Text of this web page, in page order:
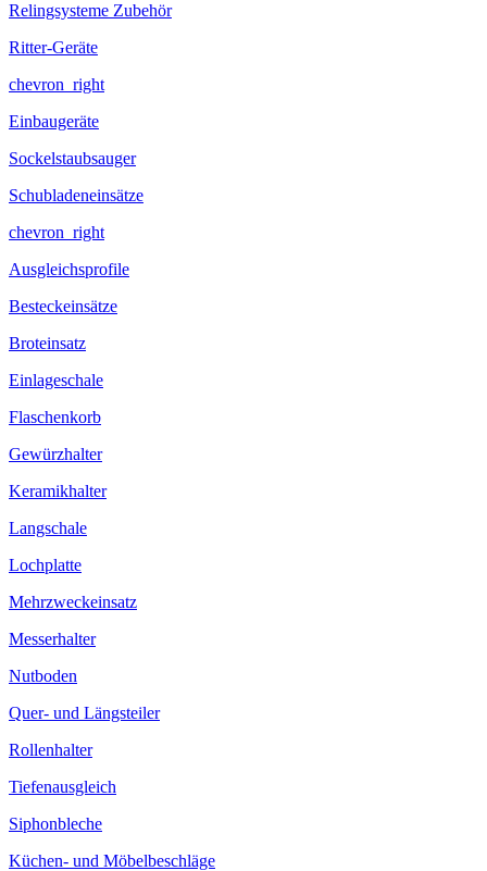
Relingsysteme Zubehör
Ritter-Geräte
chevron_right
Einbaugeräte
Sockelstaubsauger
Schubladeneinsätze
chevron_right
Ausgleichsprofile
Besteckeinsätze
Broteinsatz
Einlageschale
Flaschenkorb
Gewürzhalter
Keramikhalter
Langschale
Lochplatte
Mehrzweckeinsatz
Messerhalter
Nutboden
Quer- und Längsteiler
Rollenhalter
Tiefenausgleich
Siphonbleche
Küchen- und Möbelbeschläge